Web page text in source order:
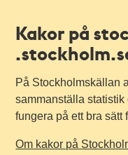
Kakor på
På Stockholmskällan
sammanställa
fungera på ett bra sätt
Om kakor på